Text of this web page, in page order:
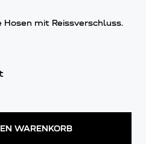
Hosen mit Reissverschluss.
WARENKORB